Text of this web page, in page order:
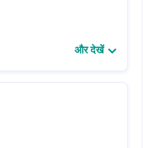
और देखें